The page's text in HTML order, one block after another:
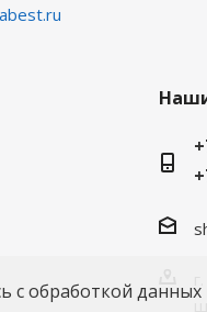
с обработкой данных